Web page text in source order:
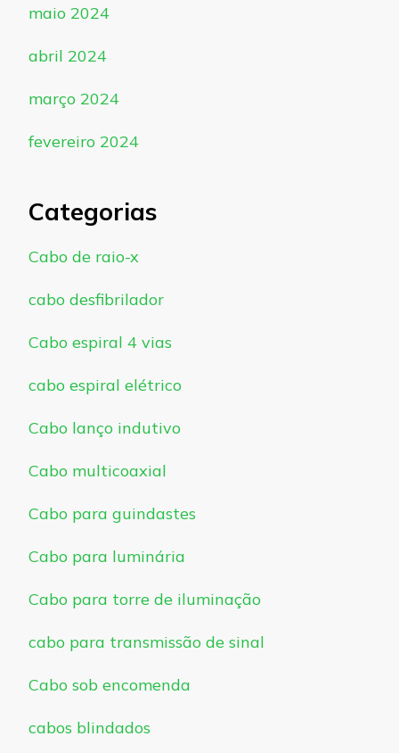
maio 2024
abril 2024
março 2024
fevereiro 2024
Categorias
Cabo de raio-x
cabo desfibrilador
Cabo espiral 4 vias
cabo espiral elétrico
Cabo lanço indutivo
Cabo multicoaxial
Cabo para guindastes
Cabo para luminária
Cabo para torre de iluminação
cabo para transmissão de sinal
Cabo sob encomenda
cabos blindados